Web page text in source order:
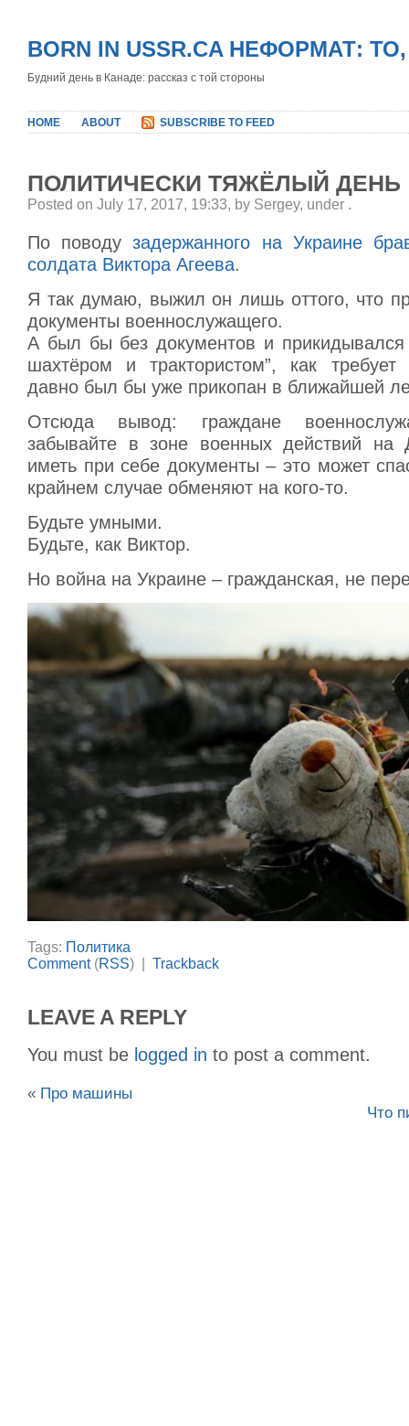
BORN IN USSR.CA НЕФОРМАТ:
Будний день в Канаде: рассказ с той стороны
HOME ABOUT SUBSCRIBE TO FEED
ПОЛИТИЧЕСКИ ТЯЖЁЛЫЙ ДЕНЬ
Posted on July 17, 2017, 19:33, by Sergey, under .
По поводузадержанного на Украине
солдата Виктора Агеева.
Я так думаю, выжил он лишь оттого, что
документы военнослужащего.
А был бы без документов и
шахтёром и трактористом”, как требует
давно был бы уже прикопан в ближайшей
Отсюда вывод: граждане
забывайте в зоне военных действий на
иметь при себе документы – это может
крайнем случае обменяют на кого-то.
Будьте умными.
Будьте, как Виктор.
Но война на Украине – гражданская, не
Tags: Политика
Comment(RSS) | Trackback
LEAVE A REPLY
You must be logged in to post a comment.
« Про машины
Что